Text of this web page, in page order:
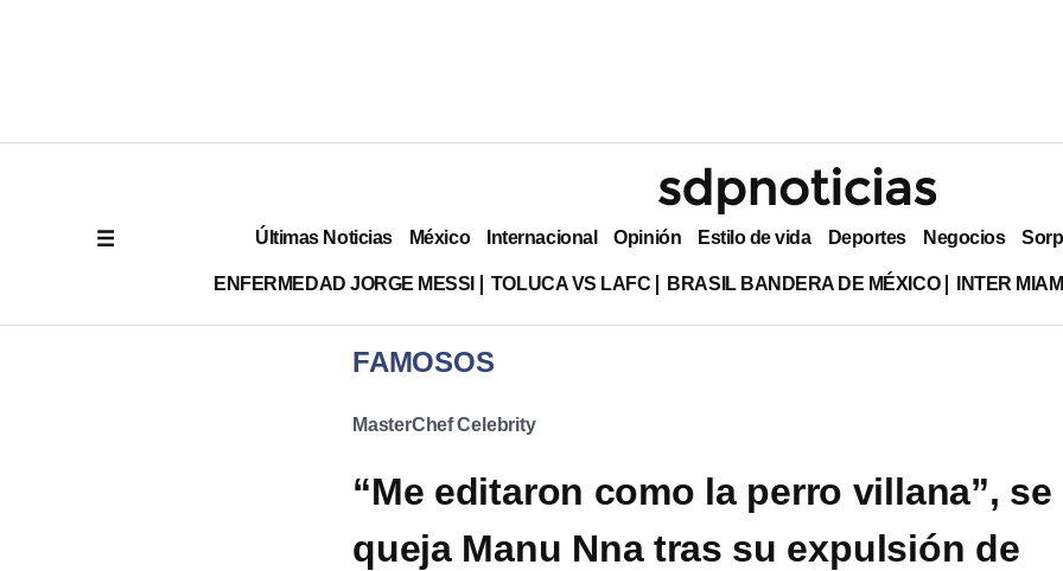
Últimas Noticias México Internacional Opinión Estilo de vida Deportes Negocios
ENFERMEDAD JORGE MESSI TOLUCA VS LAFC BRASIL BANDERA DE MÉXICO INTER
FAMOSOS
MasterChef Celebrity
“Me editaron como la perro villana”, se
queja Manu Nna tras su expulsión de